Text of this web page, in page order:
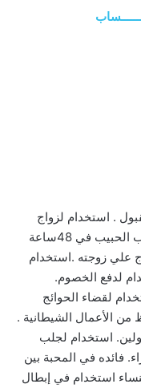
. استخدام لزواج
البنت المتعسرة عن الزواج . استخدام لجلب الحبيب في 48ساعة
علي زوجته .استخدام
لدفع الخصوم.
لقضاء الحوائج
الأعمال الشيطانية .
استخدام لجلب
فائده في المحبة بين
استخدام في إبطال